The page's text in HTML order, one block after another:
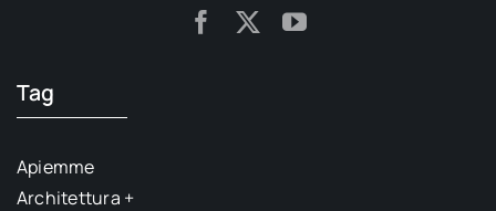
Tag
Apiemme
Architettura +